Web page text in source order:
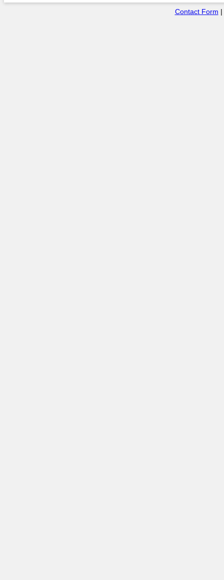
Contact Form |